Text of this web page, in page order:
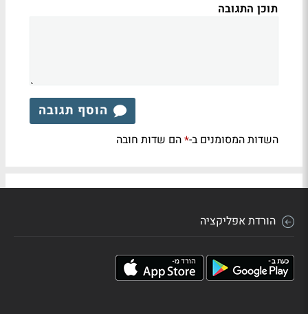
תוכן התגובה
הוסף תגובה
השדות המסומנים ב-*הם שדות חובה
הורדת אפליקציה